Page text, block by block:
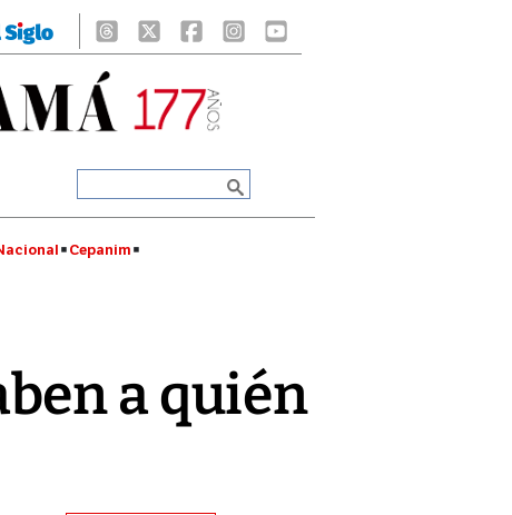
Cepanim
a quién